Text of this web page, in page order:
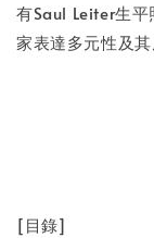
有Saul Leiter生
家表達多元性及其
[目錄]